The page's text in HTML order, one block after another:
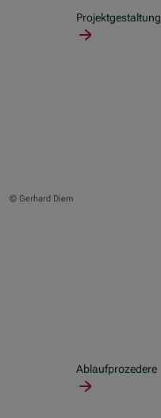
Projektgestaltung
© Gerhard Diem
Ablaufprozedere